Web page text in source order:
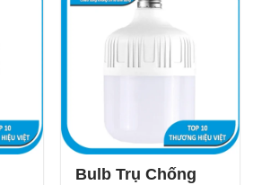
-56%
Bulb Trụ Chống